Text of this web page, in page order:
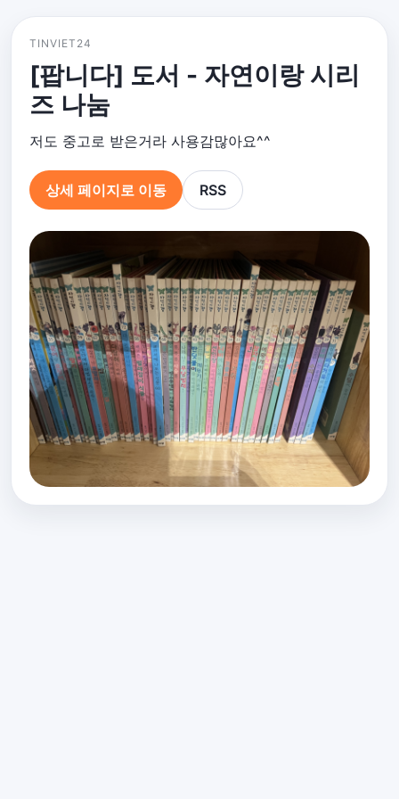
TINVIET24
[팝니다] 도서 - 자연이랑 시리
즈 나눔
저도 중고로 받은거라 사용감많아요^^
상세 페이지로 이동 RSS